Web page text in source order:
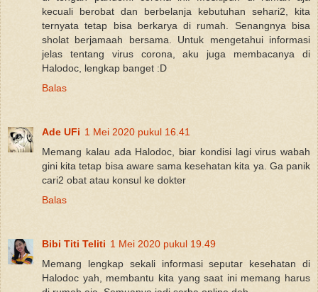
kecuali berobat dan berbelanja kebutuhan sehari2, kita
ternyata tetap bisa berkarya di rumah. Senangnya bisa
sholat berjamaah bersama. Untuk mengetahui informasi
jelas tentang virus corona, aku juga membacanya di
Halodoc, lengkap banget :D
Balas
Ade UFi 1 Mei 2020 pukul 16.41
Memang kalau ada Halodoc, biar kondisi lagi virus wabah
gini kita tetap bisa aware sama kesehatan kita ya. Ga panik
cari2 obat atau konsul ke dokter
Balas
Bibi Titi Teliti 1 Mei 2020 pukul 19.49
Memang lengkap sekali informasi seputar kesehatan di
Halodoc yah, membantu kita yang saat ini memang harus